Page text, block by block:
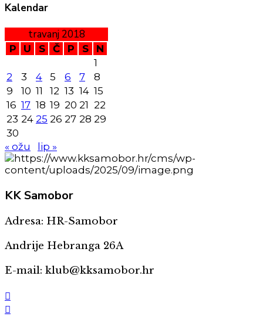
Kalendar
travanj 2018
P U S Č P S
N
1
2
3 4 5 6 7
8
9
10 11 12 13 14 15
16 17 18 19 20 21 22
23 24 25 26 27 28 29
30
« ožu
lip »
KKSamobor
Adresa: HR-Samobor
Andrije Hebranga 26A
E-mail: klub@kksamobor.hr